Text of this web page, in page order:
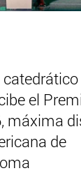
el
máxima
de